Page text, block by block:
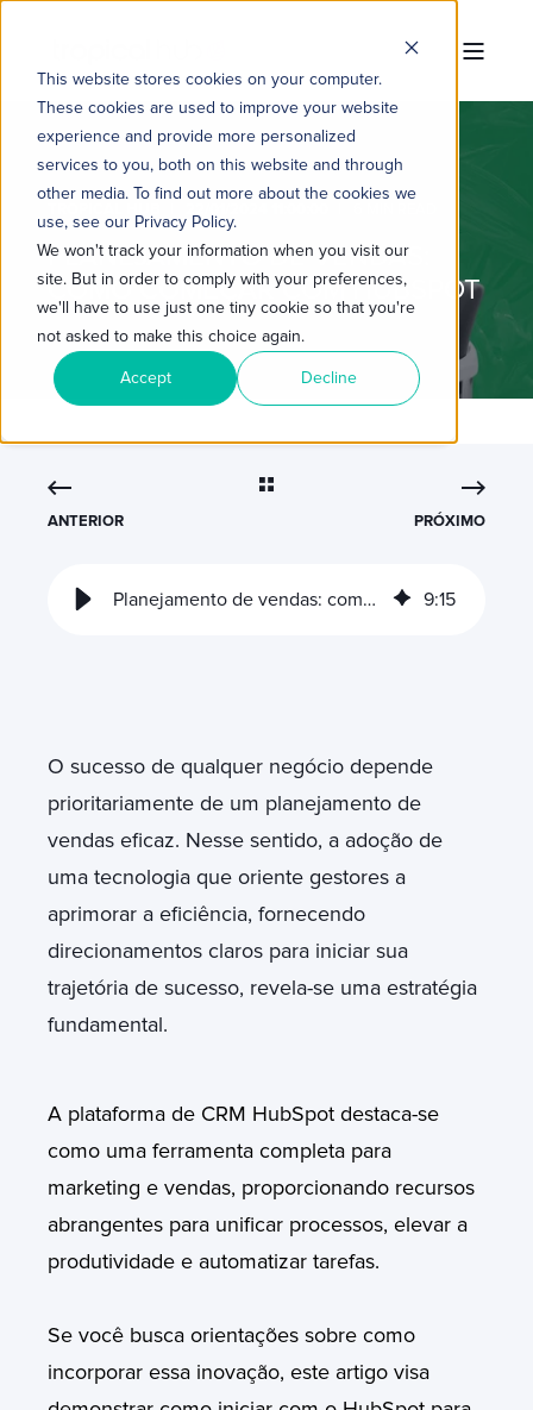
This website stores cookies on your computer.
These cookies are used to improve your website
experience and provide more personalized
services to you, both on this website and through
other media. To find out more about the cookies we
use, see our Privacy Policy.
We won't track your information when you visit our
site. But in order to comply with your preferences,
we'll have to use just one tiny cookie so that you're
not asked to make this choice again.
Accept Decline
PLANEJAMENTO DE VENDAS:
COMO COMEÇAR COM HUBSPOT
ANTERIOR PRÓXIMO
Planejamento de vendas: como começar com HubSpot 9:15
O sucesso de qualquer negócio depende
prioritariamente de um planejamento de
vendas eficaz. Nesse sentido, a adoção de
uma tecnologia que oriente gestores a
aprimorar a eficiência, fornecendo
direcionamentos claros para iniciar sua
trajetória de sucesso, revela-se uma estratégia
fundamental.
A plataforma de CRM HubSpot destaca-se
como uma ferramenta completa para
marketing e vendas, proporcionando recursos
abrangentes para unificar processos, elevar a
produtividade e automatizar tarefas.
Se você busca orientações sobre como
incorporar essa inovação, este artigo visa